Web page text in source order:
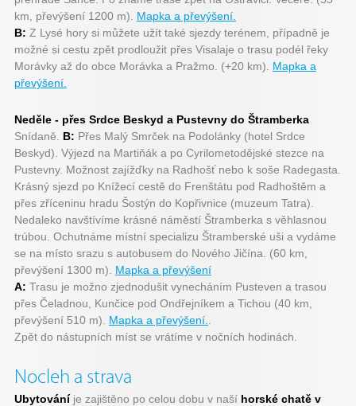
km, převýšení 1200 m). Mapka a převýšení.
B: Z Lysé hory si můžete užít také sjezdy terénem, případně je
možné si cestu zpět prodloužit přes Visalaje o trasu podél řeky
Morávky až do obce Morávka a Pražmo. (+20 km). Mapka a
převýšení.
Neděle - přes Srdce Beskyd a Pustevny do Štramberka
Snídaně. B: Přes Malý Smrček na Podolánky (hotel Srdce
Beskyd). Výjezd na Martiňák a po Cyrilometodějské stezce na
Pustevny. Možnost zajížďky na Radhošť nebo k soše Radegasta.
Krásný sjezd po Knížecí cestě do Frenštátu pod Radhoštěm a
přes zříceninu hradu Šostýn do Kopřivnice (muzeum Tatra).
Nedaleko navštívíme krásné náměstí Štramberka s věhlasnou
trúbou. Ochutnáme místní specializu Štramberské uši a vydáme
se na místo srazu s autobusem do Nového Jičína. (60 km,
převýšení 1300 m). Mapka a převýšení
A: Trasu je možno zjednodušit vynecháním Pusteven a trasou
přes Čeladnou, Kunčice pod Ondřejníkem a Tichou (40 km,
převýšení 510 m). Mapka a převýšení.
Zpět do nástupních míst se vrátíme v nočních hodinách.
Nocleh a strava
Ubytováníje zajištěno po celou dobu v naší horské chatě v